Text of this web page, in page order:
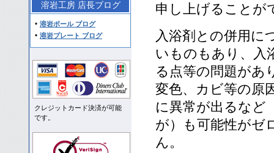
溶岩工房 店長ブログ
溶岩ボール ブログ
溶岩プレート ブログ
クレジットカード決済が可能
です。
申し上げることが
入浴剤との併用に
いものもあり、入
る点等の問題があ
変色、カビ等の原
に異常が出るなど
が）も可能性がゼ
ん。